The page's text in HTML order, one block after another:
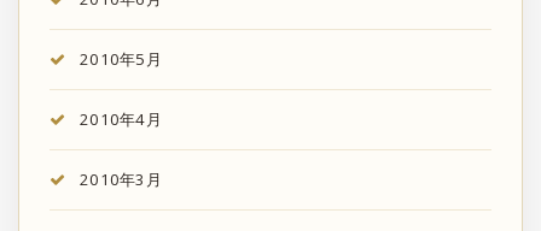
2010年5月
2010年4月
2010年3月